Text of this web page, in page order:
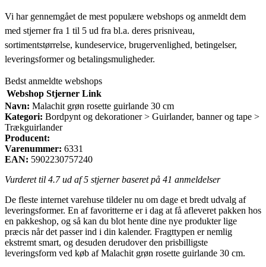
Vi har gennemgået de mest populære webshops og anmeldt dem
med stjerner fra 1 til 5 ud fra bl.a. deres prisniveau,
sortimentstørrelse, kundeservice, brugervenlighed, betingelser,
leveringsformer og betalingsmuligheder.
Bedst anmeldte webshops
Webshop Stjerner Link
Navn: Malachit grøn rosette guirlande 30 cm
Kategori: Bordpynt og dekorationer > Guirlander, banner og tape >
Trækguirlander
Producent:
Varenummer: 6331
EAN: 5902230757240
Vurderet til 4.7ud af 5 stjerner baseret på 41 anmeldelser
De fleste internet varehuse tildeler nu om dage et bredt udvalg af
leveringsformer. En af favoritterne er i dag at få afleveret pakken hos
en pakkeshop, og så kan du blot hente dine nye produkter lige
præcis når det passer ind i din kalender. Fragttypen er nemlig
ekstremt smart, og desuden derudover den prisbilligste
leveringsform ved køb af Malachit grøn rosette guirlande 30 cm.